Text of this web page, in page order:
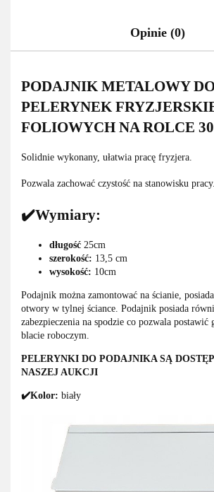
Opinie (0)
PODAJNIK METALOWY
PELERYNEK
FOLIOWYCH NA ROLCE
Solidnie wykonany, ułatwia pracę fryzjera.
Pozwala zachować czystość na stanowisku pracy.
✔️Wymiary:
długość 25cm
szerokość: 13,5 cm
wysokość: 10cm
Podajnik można zamontować na ścianie,
otwory w tylnej ściance. Podajnik posiada
zabezpieczenia na spodzie co pozwala postawić
blacie roboczym.
PELERYNKI DO PODAJNIKA SĄ
NASZEJ AUKCJI
✔️Kolor: biały